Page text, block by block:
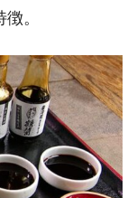
。